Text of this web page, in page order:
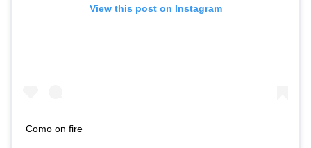
View this post on Instagram
Como on fire